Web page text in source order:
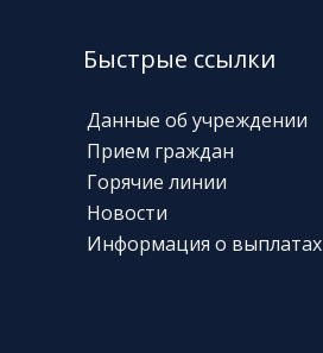
Быстрые ссылки
Данные об учреждении
Прием граждан
Горячие линии
Новости
Информация о выплатах